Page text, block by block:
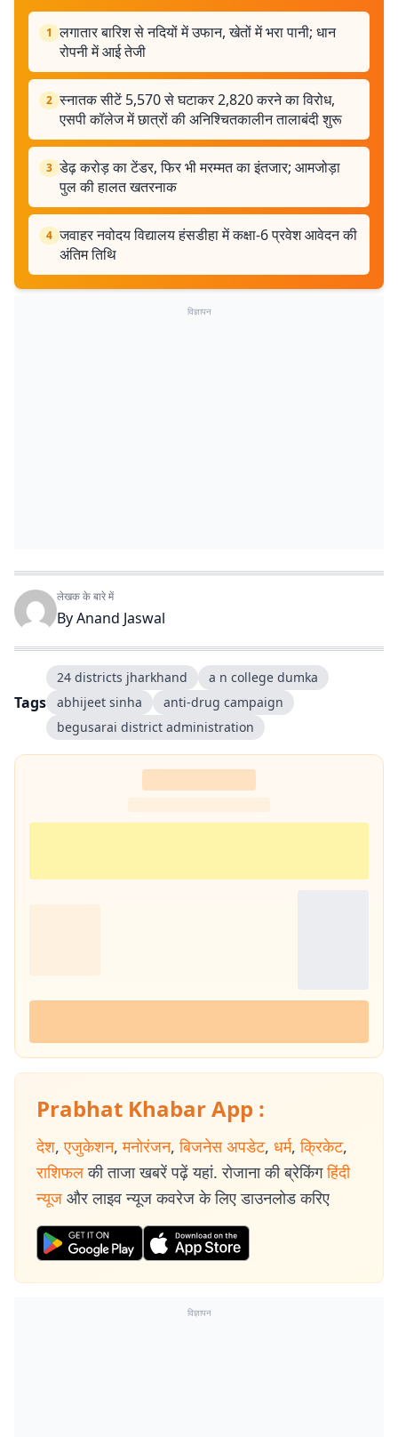
1 लगातार बारिश से नदियों में उफान, खेतों में भरा पानी; धान
रोपनी में आई तेजी
2 स्नातक सीटें 5,570 से घटाकर 2,820 करने का विरोध,
एसपी कॉलेज में छात्रों की अनिश्चितकालीन तालाबंदी शुरू
3 डेढ़ करोड़ का टेंडर, फिर भी मरम्मत का इंतजार; आमजोड़ा
पुल की हालत खतरनाक
4 जवाहर नवोदय विद्यालय हंसडीहा में कक्षा-6 प्रवेश आवेदन की
अंतिम तिथि
विज्ञापन
लेखक के बारे में
ByAnand Jaswal
Tags
24 districts jharkhand
a n college dumka
abhijeet sinha
anti-drug campaign
begusarai district administration
Prabhat Khabar App :
देश, एजुकेशन, मनोरंजन, बिजनेस अपडेट, धर्म, क्रिकेट,
राशिफल की ताजा खबरें पढ़ें यहां. रोजाना की ब्रेकिंग हिंदी
न्यूज और लाइव न्यूज कवरेज के लिए डाउनलोड करिए
विज्ञापन